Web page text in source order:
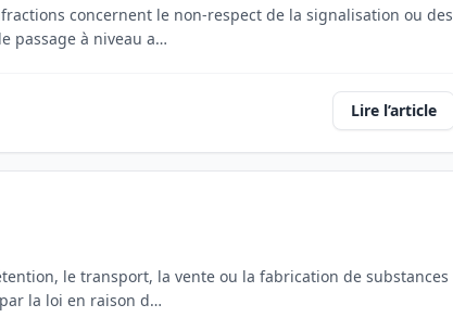
concernent le non-respect de la signalisation ou des
passage à niveau a…
Lire l’article
le transport, la vente ou la fabrication de substances
la loi en raison d…